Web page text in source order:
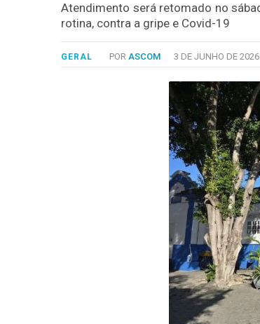
Desenvolvido
Atendimento será retomado no
rotina, contra a gripe e Covid-19
GERAL POR ASCOM 3 DE JUNHO DE